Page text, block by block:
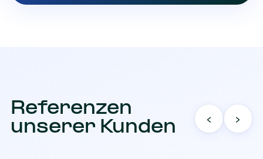
Referenzen
unserer Kunden
‹ ›